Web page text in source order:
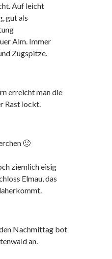
Auf leicht
gut als
Alm. Immer
Zugspitze.
erreicht man die
Rast lockt.
🙂
ziemlich eisig
Elmau, das
Nachmittag bot
an.